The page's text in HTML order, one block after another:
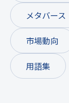
メタバース
市場動向
用語集